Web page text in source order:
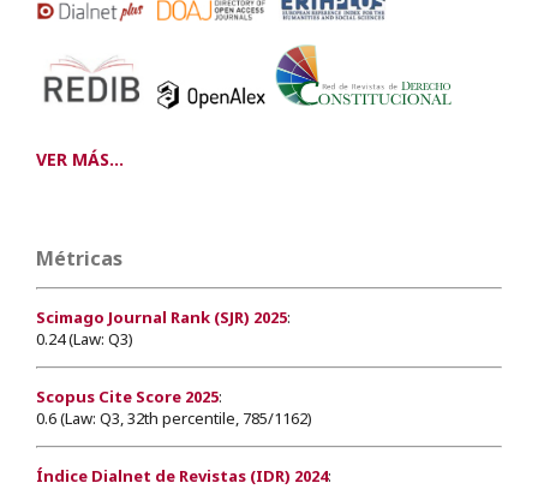
VER MÁS...
Métricas
Scimago Journal Rank (SJR) 2025:
0.24 (Law: Q3)
Scopus Cite Score 2025:
0.6 (Law: Q3, 32th percentile, 785/1162)
Índice Dialnet de Revistas (IDR) 2024: